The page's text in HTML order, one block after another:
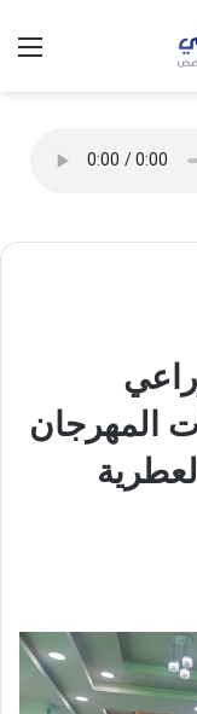
الوضع
المهرجان